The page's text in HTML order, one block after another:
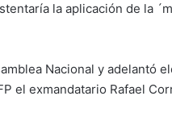
la aplicación de la
Nacional y adelantó
el exmandatario Rafael